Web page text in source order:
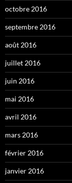
octobre 2016
septembre 2016
août 2016
juillet 2016
juin 2016
mai 2016
avril 2016
mars 2016
février 2016
janvier 2016